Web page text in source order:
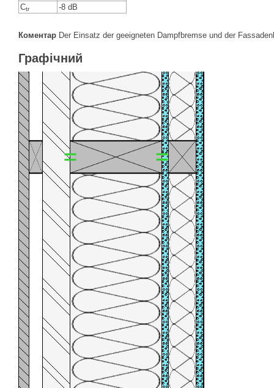
Ctr -8 dB
Коментар Der Einsatz der geeigneten Dampfbremse und der
Графічний